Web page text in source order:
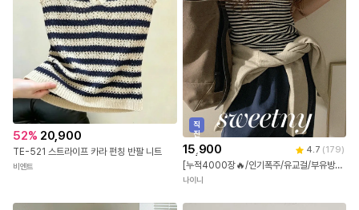
52% 20,900
TE-521 스트라이프 카라 펀칭 반팔 니트
비엔트
직
진
배
송
15,900 4.7 (179)
[누적4000장🔥/인기폭주/유교걸/부유방/여행룩] 메이폴 단가라 스트라이프 민소매 나시
나이니